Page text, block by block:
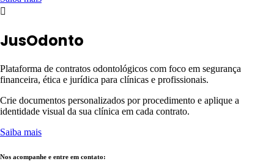
JusOdonto
Plataforma de contratos odontológicos com foco em segurança
financeira, ética e jurídica para clínicas e profissionais.
Crie documentos personalizados por procedimento e aplique a
identidade visual da sua clínica em cada contrato.
Saiba mais
Nos acompanhe e entre em contato: